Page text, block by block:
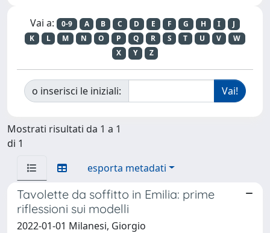
Vai a: 0-9 A B C D E F G H I
J
K
L M N O P Q R S T U V
W
X
Y Z
o inserisci le iniziali:
Mostrati risultati da 1 a 1
di 1
esporta metadati
Tavolette da soffitto in Emilia: prime
riflessioni sui modelli
2022-01-01 Milanesi, Giorgio